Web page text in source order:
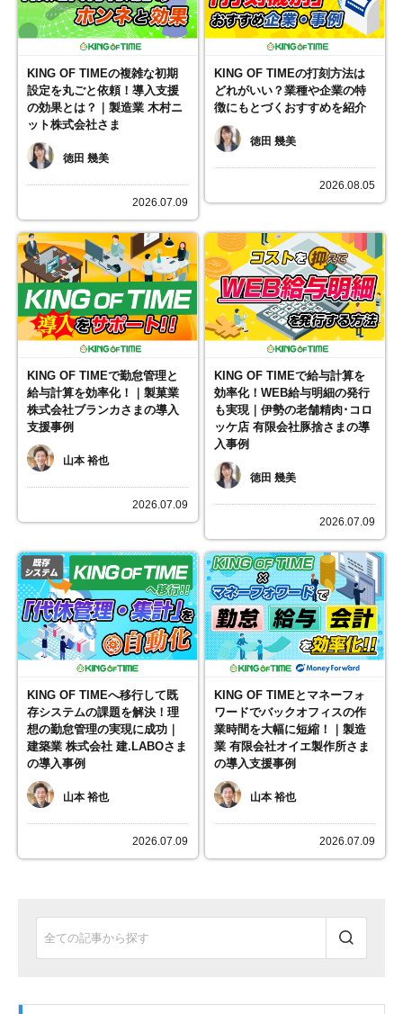
KING OF TIMEの複雑な初期
設定を丸ごと依頼！導入支援
の効果とは？｜製造業 木村ニ
ット株式会社さま
徳田 幾美
2026.07.09
KING OF TIMEの打刻方法は
どれがいい？業種や企業の特
徴にもとづくおすすめを紹介
徳田 幾美
2026.08.05
KING OF TIMEで勤怠管理と
給与計算を効率化！｜製菓業
株式会社ブランカさまの導入
支援事例
山本 裕也
2026.07.09
KING OF TIMEで給与計算を
効率化！WEB給与明細の発行
も実現｜伊勢の老舗精肉･コロ
ッケ店 有限会社豚捨さまの導
入事例
徳田 幾美
2026.07.09
KING OF TIMEへ移行して既
存システムの課題を解決！理
想の勤怠管理の実現に成功｜
建築業 株式会社 建.LABOさま
の導入事例
山本 裕也
2026.07.09
KING OF TIMEとマネーフォ
ワードでバックオフィスの作
業時間を大幅に短縮！｜製造
業 有限会社オイエ製作所さま
の導入支援事例
山本 裕也
2026.07.09